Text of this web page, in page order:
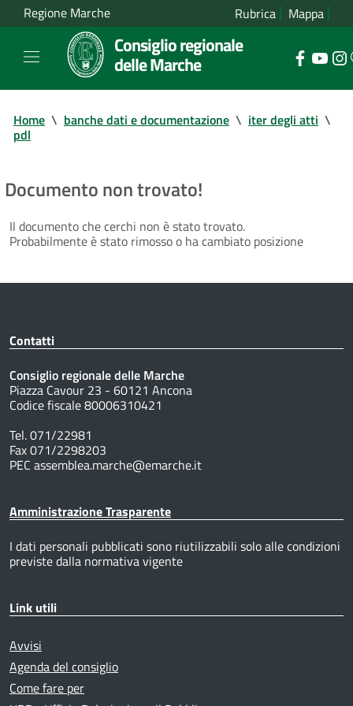
Regione Marche Rubrica Mappa
Consiglio regionale
delle Marche
Home \ banche dati e documentazione \ iter degli atti \
pdl
Documento non trovato!
Il documento che cerchi non è stato trovato.
Probabilmente è stato rimosso o ha cambiato posizione
Contatti
Consiglio regionale delle Marche
Piazza Cavour 23 - 60121 Ancona
Codice fiscale 80006310421
Tel. 071/22981
Fax 071/2298203
PEC assemblea.marche@emarche.it
Amministrazione Trasparente
I dati personali pubblicati sono riutilizzabili solo alle condizioni
previste dalla normativa vigente
Link utili
Avvisi
Agenda del consiglio
Come fare per